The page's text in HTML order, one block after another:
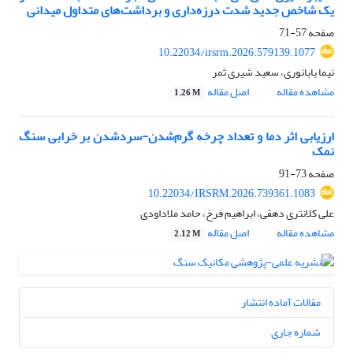
یک شاخص جدید شدت درزه‌داری و برداشت‌های متداول میدانی
صفحه57-71
10.22034/irsrm.2026.579139.1077
نیما بابانوری، سعید شیری ثمر
مشاهده مقاله
اصل مقاله 1.26 M
ارزیابی اثر دما و تعداد چرخه گرم‌شدن-سرد‌شدن بر خرابی سنگ
نمک
صفحه73-91
10.22034/IRSRM.2026.739361.1083
علی کلانتری دهقی، ابراهیم فرخ، حامد ملاداودی
مشاهده مقاله
اصل مقاله 2.12 M
مقالات آماده انتشار
شماره جاری